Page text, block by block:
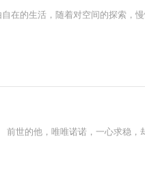
在的生活，随着对空间的探索，
世的他，唯唯诺诺，一心求稳，